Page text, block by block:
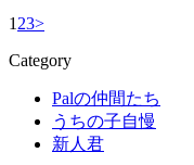
1 23>
Category
Palの仲間たち
うちの子自慢
新人君